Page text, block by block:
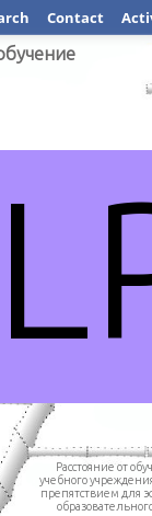
Contact
Расстояние от
учебного
препятствием для
в